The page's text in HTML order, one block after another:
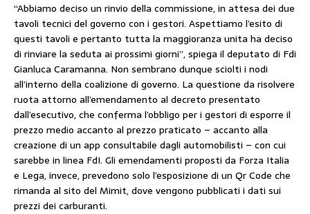
“Abbiamo deciso un rinvio della commissione, in attesa dei due
tavoli tecnici del governo con i gestori. Aspettiamo l’esito di
questi tavoli e pertanto tutta la maggioranza unita ha deciso
di rinviare la seduta ai prossimi giorni”, spiega il deputato di Fdi
Gianluca Caramanna. Non sembrano dunque sciolti i nodi
all’interno della coalizione di governo. La questione da risolvere
ruota attorno all’emendamento al decreto presentato
dall’esecutivo, che conferma l’obbligo per i gestori di esporre il
prezzo medio accanto al prezzo praticato – accanto alla
creazione di un app consultabile dagli automobilisti – con cui
sarebbe in linea FdI. Gli emendamenti proposti da Forza Italia
e Lega, invece, prevedono solo l’esposizione di un Qr Code che
rimanda al sito del Mimit, dove vengono pubblicati i dati sui
prezzi dei carburanti.